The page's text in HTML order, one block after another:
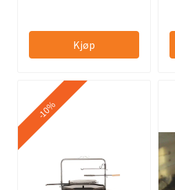
Kjøp
-10%